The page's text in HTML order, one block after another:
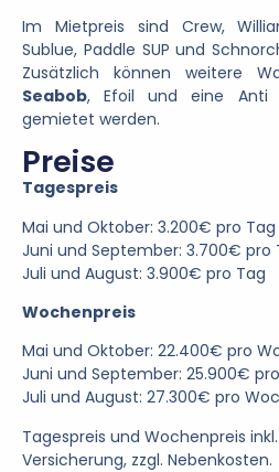
Im Mietpreis sind Crew,
Sublue, Paddle SUP und
Zusätzlich können weitere
Seabob, Efoil und eine Anti
gemietet werden.
Preise
Tagespreis
Mai und Oktober: 3.200€ pro Tag
Juni und September: 3.700€ pro
Juli und August: 3.900€ pro Tag
Wochenpreis
Mai und Oktober: 22.400€ pro
Juni und September: 25.900€
Juli und August: 27.300€ pro
Tagespreis und Wochenpreis
Versicherung, zzgl. Nebenkosten.